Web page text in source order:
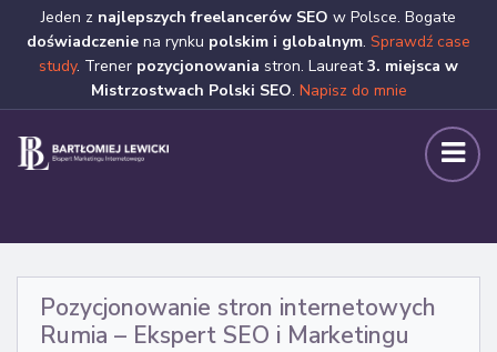
Jeden z najlepszych freelancerów SEO w Polsce. Bogate
doświadczenie na rynku polskim i globalnym. Sprawdź case
study. Trener pozycjonowania stron. Laureat3. miejsca w
Mistrzostwach Polski SEO. Napisz do mnie
Pozycjonowanie stron internetowych
Rumia – Ekspert SEO i Marketingu